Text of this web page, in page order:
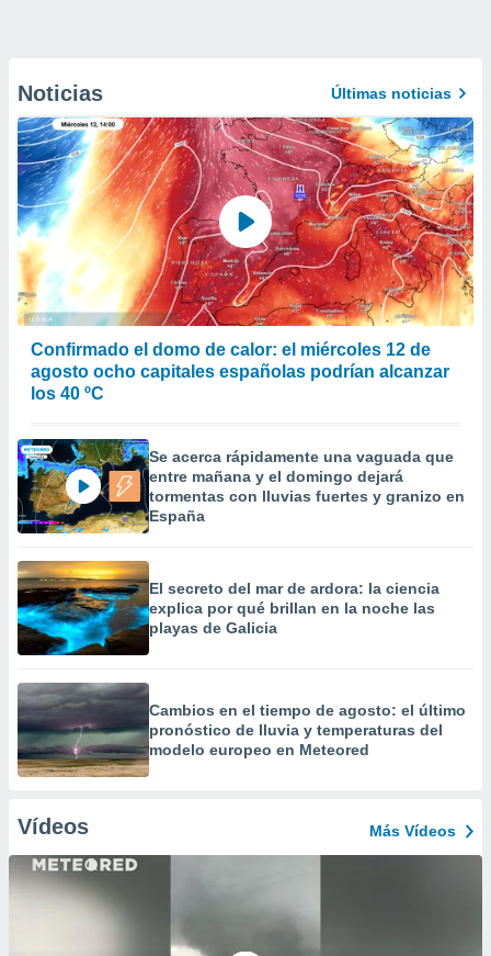
Noticias Últimas noticias
Confirmado el domo de calor: el miércoles 12 de
agosto ocho capitales españolas podrían alcanzar
los 40 ºC
Se acerca rápidamente una vaguada que
entre mañana y el domingo dejará
tormentas con lluvias fuertes y granizo en
España
El secreto del mar de ardora: la ciencia
explica por qué brillan en la noche las
playas de Galicia
Cambios en el tiempo de agosto: el último
pronóstico de lluvia y temperaturas del
modelo europeo en Meteored
Vídeos Más Vídeos